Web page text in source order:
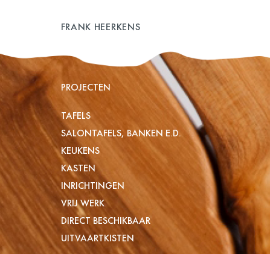
FRANK HEERKENS
PROJECTEN
TAFELS
SALONTAFELS, BANKEN E.D.
KEUKENS
KASTEN
INRICHTINGEN
VRIJ WERK
DIRECT BESCHIKBAAR
UITVAARTKISTEN